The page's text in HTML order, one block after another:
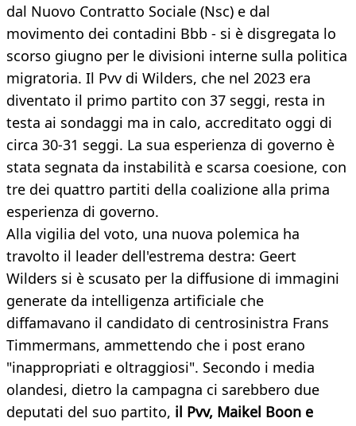
dal Nuovo Contratto Sociale (Nsc) e dal
movimento dei contadini Bbb - si è disgregata lo
scorso giugno per le divisioni interne sulla politica
migratoria. Il Pvv di Wilders, che nel 2023 era
diventato il primo partito con 37 seggi, resta in
testa ai sondaggi ma in calo, accreditato oggi di
circa 30-31 seggi. La sua esperienza di governo è
stata segnata da instabilità e scarsa coesione, con
tre dei quattro partiti della coalizione alla prima
esperienza di governo.
Alla vigilia del voto, una nuova polemica ha
travolto il leader dell'estrema destra: Geert
Wilders si è scusato per la diffusione di immagini
generate da intelligenza artificiale che
diffamavano il candidato di centrosinistra Frans
Timmermans, ammettendo che i post erano
"inappropriati e oltraggiosi". Secondo i media
olandesi, dietro la campagna ci sarebbero due
deputati del suo partito, il Pvv, Maikel Boon e